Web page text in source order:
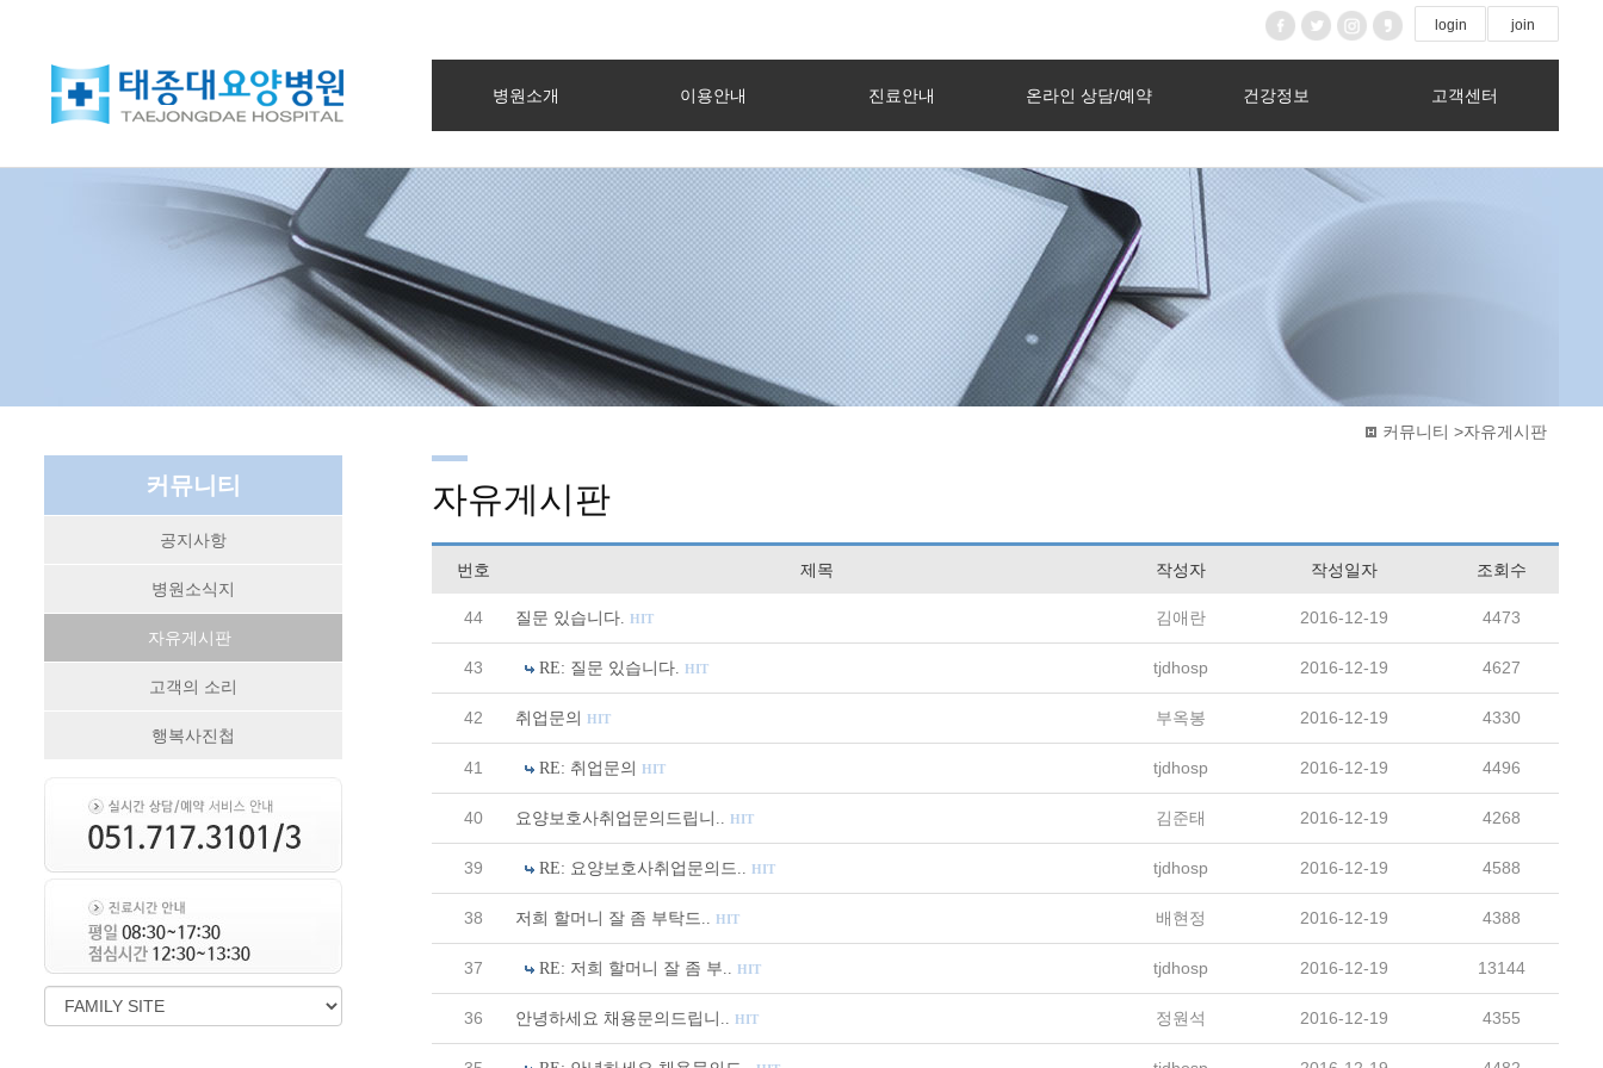
login join
병원소개 이용안내 진료안내 온라인 상담/예약 건강정보 고객센터
커뮤니티 >자유게시판
자유게시판
번호 제목 작성자 작성일자 조회수
44 질문 있습니다. HIT 김애란 2016-12-19 4473
43 RE: 질문 있습니다. HIT tjdhosp 2016-12-19 4627
42 취업문의 HIT 부옥봉 2016-12-19 4330
41 RE: 취업문의 HIT tjdhosp 2016-12-19 4496
40 요양보호사취업문의드립니.. HIT 김준태 2016-12-19 4268
39 RE: 요양보호사취업문의드.. HIT tjdhosp 2016-12-19 4588
38 저희 할머니 잘 좀 부탁드.. HIT 배현정 2016-12-19 4388
37 RE: 저희 할머니 잘 좀 부.. HIT tjdhosp 2016-12-19 13144
36 안녕하세요 채용문의드립니.. HIT 정원석 2016-12-19 4355
커뮤니티
공지사항
병원소식지
자유게시판
고객의 소리
행복사진첩